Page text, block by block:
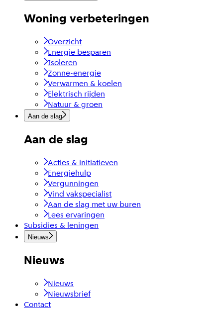
Woning verbeteringen
Overzicht
Energie besparen
Isoleren
Zonne-energie
Verwarmen & koelen
Elektrisch rijden
Natuur & groen
Aan de slag
Aan de slag
Acties & initiatieven
Energiehulp
Vergunningen
Vind vakspecialist
Aan de slag met uw buren
Lees ervaringen
Subsidies & leningen
Nieuws
Nieuws
Nieuws
Nieuwsbrief
Contact